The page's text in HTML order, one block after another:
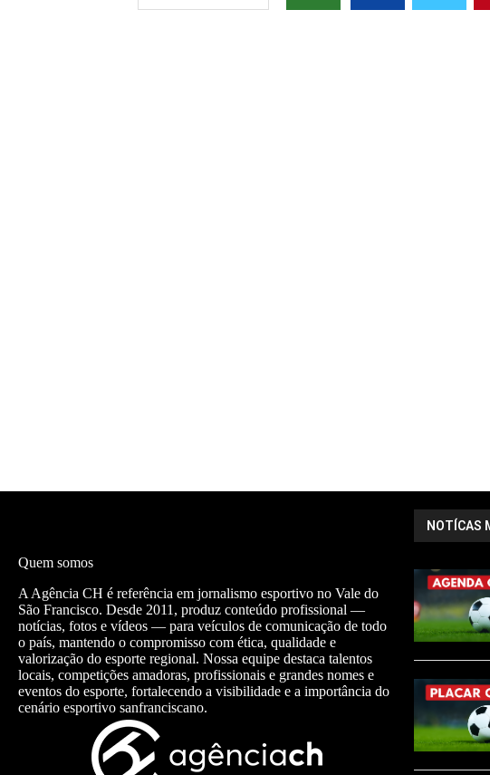
Quem somos
A Agência CH é referência em jornalismo esportivo no Vale do
São Francisco. Desde 2011, produz conteúdo profissional —
notícias, fotos e vídeos — para veículos de comunicação de todo
o país, mantendo o compromisso com ética, qualidade e
valorização do esporte regional. Nossa equipe destaca talentos
locais, competições amadoras, profissionais e grandes nomes e
eventos do esporte, fortalecendo a visibilidade e a importância do
cenário esportivo sanfranciscano.
NOTÍCAS